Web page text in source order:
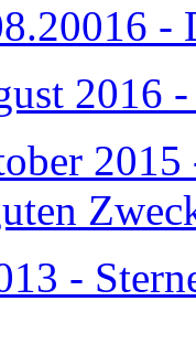
-
2016
-